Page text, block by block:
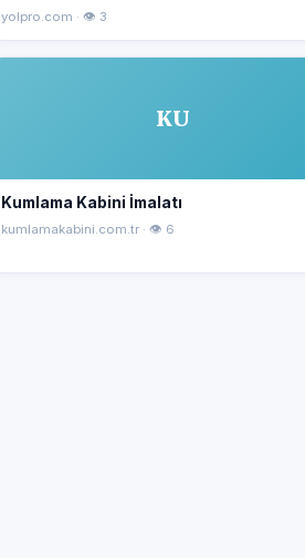
yolpro.com · 👁 3
KU
Kumlama Kabini İmalatı
kumlamakabini.com.tr · 👁 6